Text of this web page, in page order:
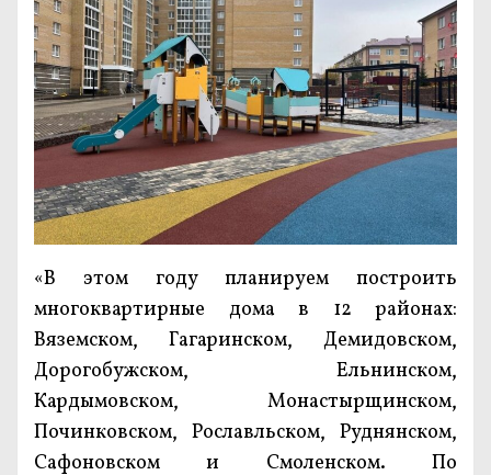
«В этом году планируем построить
многоквартирные дома в 12 районах:
Вяземском, Гагаринском, Демидовском,
Дорогобужском, Ельнинском,
Кардымовском, Монастырщинском,
Починковском, Рославльском, Руднянском,
Сафоновском и Смоленском. По